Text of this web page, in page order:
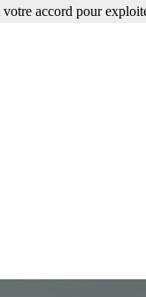
accord pour